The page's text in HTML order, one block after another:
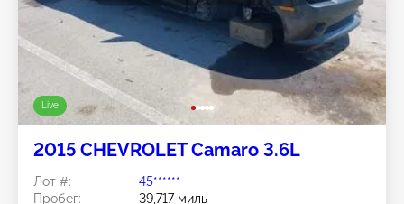
Live
2015 CHEVROLET Camaro 3.6L
Лот #:
45******
Пробег:
39,717 миль